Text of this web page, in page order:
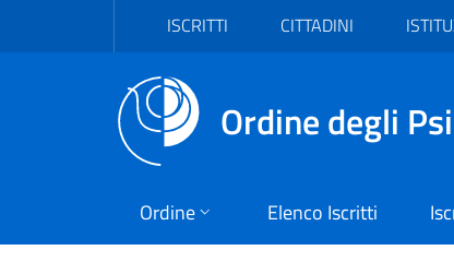
Vai al contenuto principale
ISCRITTI CITTADINI
Ordine degli
Ordine Elenco Iscritti